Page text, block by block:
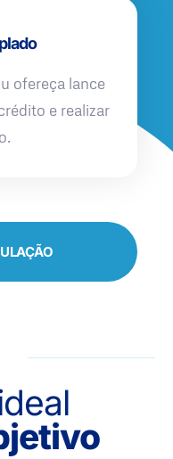
ofereça lance
e realizar